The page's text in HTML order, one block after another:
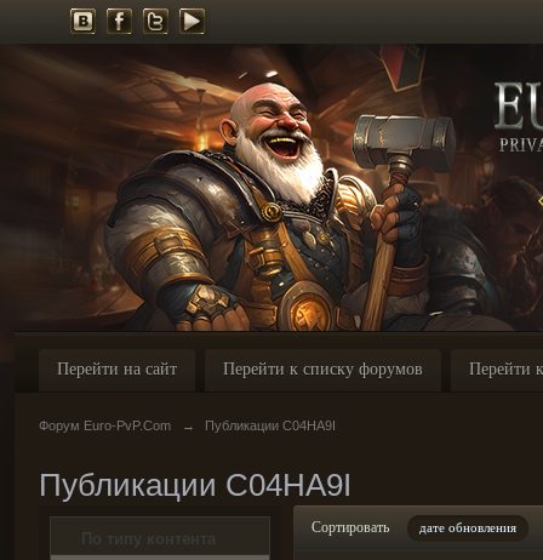
Перейти на сайт Перейти к списку форумов Перейти
Форум Euro-PvP.Com → Публикации C04HA9I
Публикации C04HA9I
По типу контента
Сортировать дате обновления